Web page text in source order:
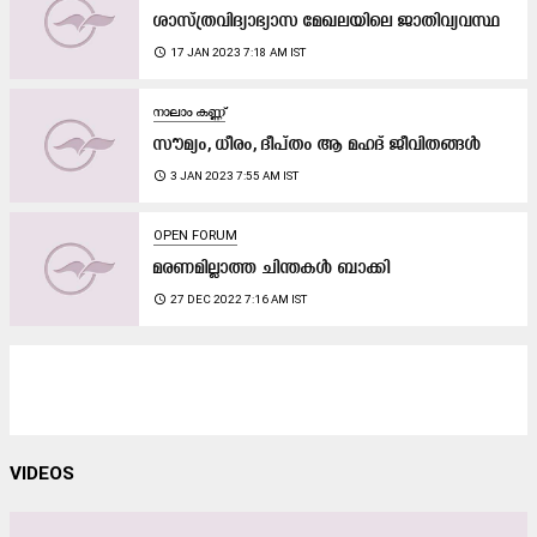
ശാസ്ത്രവിദ്യാഭ്യാസ മേഖലയിലെ ജാതിവ്യവസ്ഥ
access_time 17 JAN 2023 7:18 AM IST
നാലാം കണ്ണ്
സൗമ്യം, ധീരം, ദീപ്തം ആ മഹദ് ജീവിതങ്ങള്‍
access_time 3 JAN 2023 7:55 AM IST
OPEN FORUM
മരണമില്ലാത്ത ചിന്തകൾ ബാക്കി
access_time 27 DEC 2022 7:16 AM IST
VIDEOS